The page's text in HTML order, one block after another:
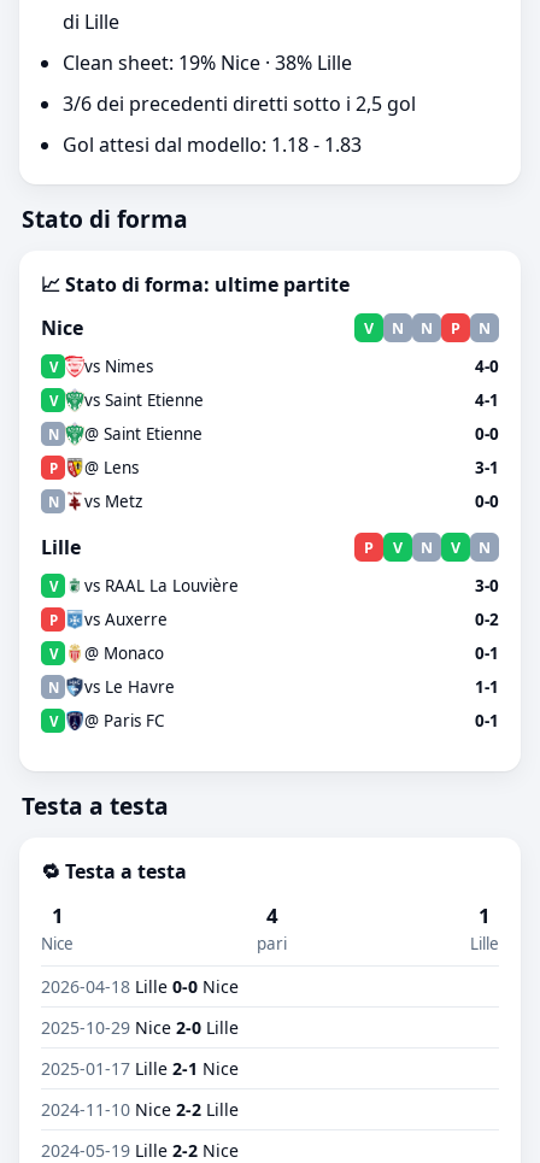
di Lille
Clean sheet: 19% Nice · 38% Lille
3/6 dei precedenti diretti sotto i 2,5 gol
Gol attesi dal modello: 1.18 - 1.83
Stato di forma
📈 Stato di forma: ultime partite
Nice
V N N P N
V vs Nimes 4-0
V vs Saint Etienne 4-1
N @ Saint Etienne 0-0
P @ Lens 3-1
N vs Metz 0-0
Lille P V N V N
V vs RAAL La Louvière 3-0
P vs Auxerre 0-2
V @ Monaco 0-1
N vs Le Havre 1-1
V @ Paris FC 0-1
Testa a testa
🔁 Testa a testa
1
Nice
4
pari
1
Lille
2026-04-18 Lille 0-0 Nice
2025-10-29 Nice 2-0 Lille
2025-01-17 Lille 2-1 Nice
2024-11-10 Nice 2-2 Lille
2024-05-19 Lille 2-2 Nice